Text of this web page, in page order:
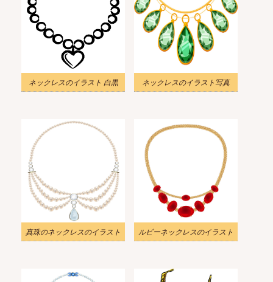
ネックレスのイラスト 白黒 ネックレスのイラスト写真
真珠のネックレスのイラスト ルビーネックレスのイラスト